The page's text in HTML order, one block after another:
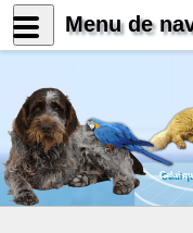
Celui
Menu de